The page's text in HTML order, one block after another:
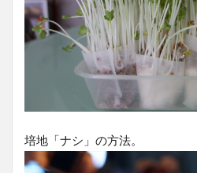
培地「ナシ」の方法。